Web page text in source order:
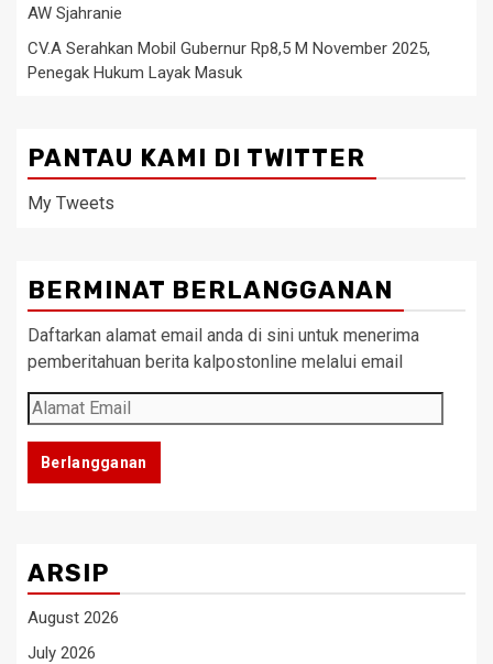
AW Sjahranie
CV.A Serahkan Mobil Gubernur Rp8,5 M November 2025,
Penegak Hukum Layak Masuk
PANTAU KAMI DI TWITTER
My Tweets
BERMINAT BERLANGGANAN
Daftarkan alamat email anda di sini untuk menerima
pemberitahuan berita kalpostonline melalui email
Alamat
Email
Berlangganan
ARSIP
August 2026
July 2026